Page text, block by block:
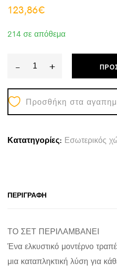
123,86€
214 σε απόθεμα
-
ΣΕΤ
ΤΡΑΠΕΖΑΡΙΑΣ
5ΤΜΧ
ΜΕ
ΚΑΙ
HM10231
quantity
+
Προσθήκη στα
Κατατηγορίες: Εσωτερικός
ΠΕΡΙΓΡΑΦΉ
ΤΟ ΣΕΤ ΠΕΡΙΛΑΜΒΑΝΕΙ
Ένα ελκυστικό μοντέρνο
μια καταπληκτική λύση για